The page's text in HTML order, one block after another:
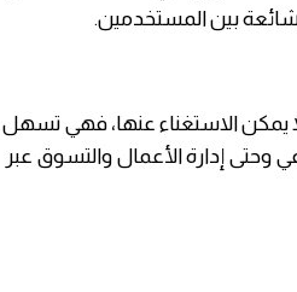
شائعة بين المستخدمين.
يمكن الاستغناء عنها، فهي تسهل
وحتى إدارة الأعمال والتسوق عبر